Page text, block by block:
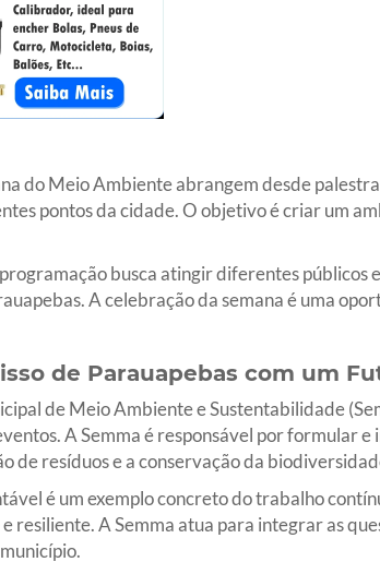
do Meio Ambiente abrangem desde
pontos da cidade. O objetivo é criar um
busca atingir diferentes públicos
A celebração da semana é uma
de Parauapebas com um
de Meio Ambiente e Sustentabilidade
A Semma é responsável por formular
de resíduos e a conservação da
é um exemplo concreto do trabalho
resiliente. A Semma atua para integrar as